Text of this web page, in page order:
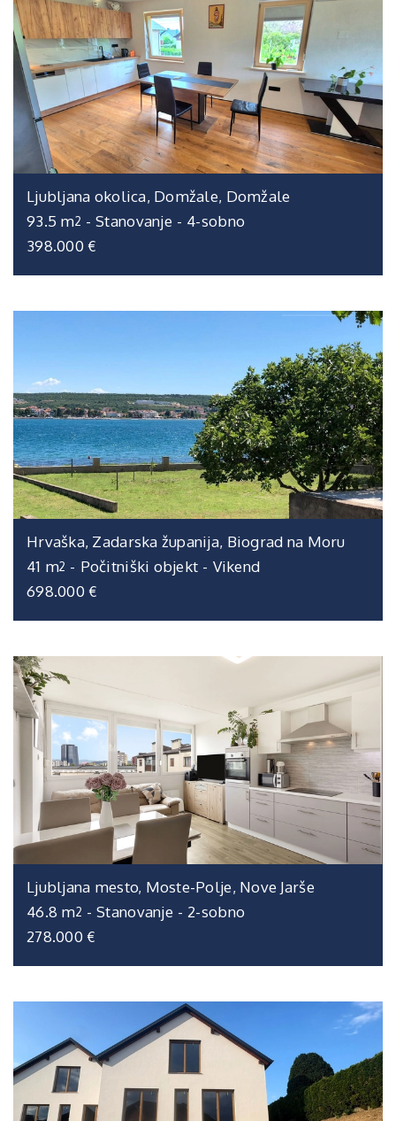
Ljubljana okolica, Domžale, Domžale
93.5 m2 - Stanovanje - 4-sobno
398.000 €
Hrvaška, Zadarska županija, Biograd na Moru
41 m2 - Počitniški objekt - Vikend
698.000 €
Ljubljana mesto, Moste-Polje, Nove Jarše
46.8 m2 - Stanovanje - 2-sobno
278.000 €